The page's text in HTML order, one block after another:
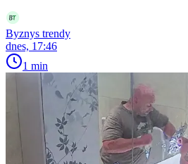
Byznys trendy
dnes, 17:46
1 min